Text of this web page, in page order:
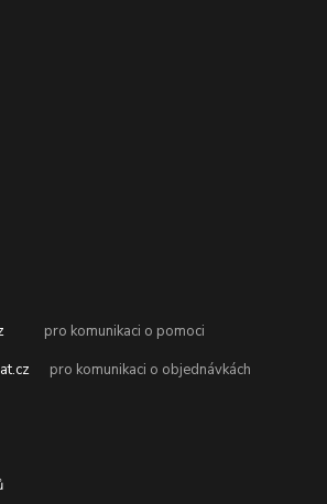
pro komunikaci o pomoci
pro komunikaci o objednávkách